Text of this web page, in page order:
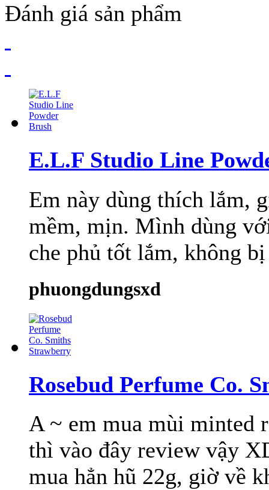
Đánh giá sản phẩm
E.L.F Studio Line
Em này dùng thích lắm,
mềm, mịn. Mình dùng
che phủ tốt lắm, không
phuongdungsxd
Rosebud Perfume Co.
A ~ em mua mùi minted
thì vào đây review vậy
mua hẳn hũ 22g, giờ về